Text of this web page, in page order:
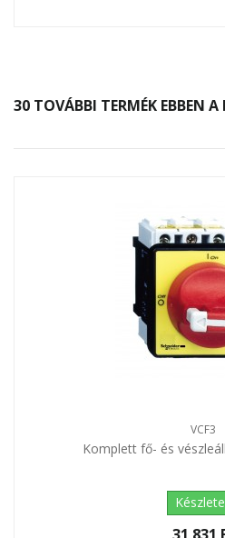
30 TOVÁBBI TERMÉK EBBEN
VCF3
Komplett fő- és